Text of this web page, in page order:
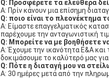
Q: Προσφέρετε τα ελεύθερα
Α: Πρίν κάνουν μια επίσημη
Q: ποιο είναι το πλεονέκτημα
Α: Είμαστε επαγγελματικός
παρέχουμε την ανταγωνιστική
Q: Μπορείτε να με βοηθήσετε
Α: Έχουμε την ικανότητα Ε&Α και
δοκιμάσουμε το καλύτερό μας
Q: Πότε η διαταγή μου να
Α: 30 ημέρες μετά από την